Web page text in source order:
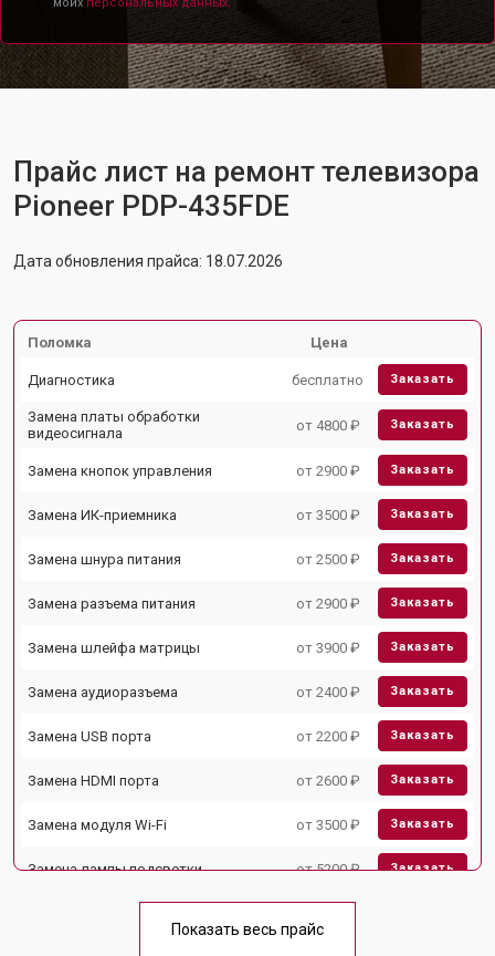
Прайс лист на ремонт телевизора
Pioneer PDP-435FDE
Дата обновления прайса: 18.07.2026
Поломка Цена
Диагностика бесплатно Заказать
Замена платы обработки
видеосигнала
от 4800 ₽ Заказать
Замена кнопок управления от 2900 ₽ Заказать
Замена ИК-приемника от 3500 ₽ Заказать
Замена шнура питания от 2500 ₽ Заказать
Замена разъема питания от 2900 ₽ Заказать
Замена шлейфа матрицы от 3900 ₽ Заказать
Замена аудиоразъема от 2400 ₽ Заказать
Замена USB порта от 2200 ₽ Заказать
Замена HDMI порта от 2600 ₽ Заказать
Замена модуля Wi-Fi от 3500 ₽ Заказать
Замена лампы подсветки от 5200 ₽ Заказать
Показать весь прайс